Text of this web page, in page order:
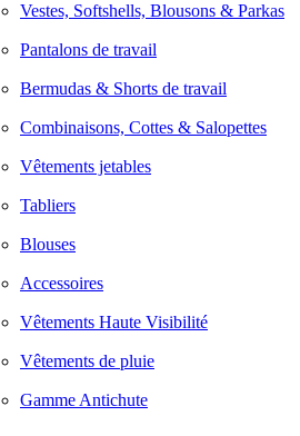
Vestes, Softshells, Blousons & Parkas
Pantalons de travail
Bermudas & Shorts de travail
Combinaisons, Cottes & Salopettes
Vêtements jetables
Tabliers
Blouses
Accessoires
Vêtements Haute Visibilité
Vêtements de pluie
Gamme Antichute